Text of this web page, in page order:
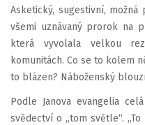
Asketický, sugestivní,
všemi uznávaný prorok na
která vyvolala velkou
komunitách. Co se to kolem
to blázen? Náboženský
Podle Janova evangelia
svědectví o „tom světle“.